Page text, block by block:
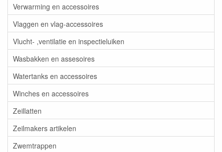
Verwarming en accessoires
Vlaggen en vlag-accessoires
Vlucht- ,ventilatie en inspectieluiken
Wasbakken en assesoires
Watertanks en accessoires
Winches en accessoires
Zeillatten
Zeilmakers artikelen
Zwemtrappen